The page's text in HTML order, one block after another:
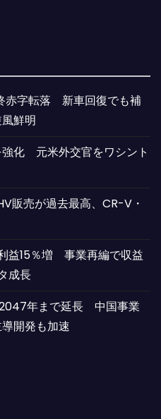
赤字転落 新車回復でも補
鮮明
化 元米外交官をワシント
販売が過去最高、CR-V・
益15％増 事業再編で収益
成長
年まで延長 中国事業
開発も加速